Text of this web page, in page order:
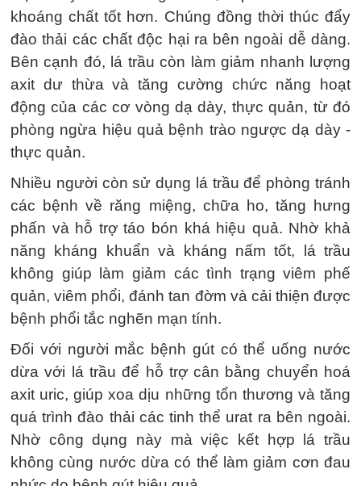
khoáng chất tốt hơn. Chúng đồng thời thúc đẩy
đào thải các chất độc hại ra bên ngoài dễ dàng.
Bên cạnh đó, lá trầu còn làm giảm nhanh lượng
axit dư thừa và tăng cường chức năng hoạt
động của các cơ vòng dạ dày, thực quản, từ đó
phòng ngừa hiệu quả bệnh trào ngược dạ dày -
thực quản.
Nhiều người còn sử dụng lá trầu để phòng tránh
các bệnh về răng miệng, chữa ho, tăng hưng
phấn và hỗ trợ táo bón khá hiệu quả. Nhờ khả
năng kháng khuẩn và kháng nấm tốt, lá trầu
không giúp làm giảm các tình trạng viêm phế
quản, viêm phổi, đánh tan đờm và cải thiện được
bệnh phổi tắc nghẽn mạn tính.
Đối với người mắc bệnh gút có thể uống nước
dừa với lá trầu để hỗ trợ cân bằng chuyển hoá
axit uric, giúp xoa dịu những tổn thương và tăng
quá trình đào thải các tinh thể urat ra bên ngoài.
Nhờ công dụng này mà việc kết hợp lá trầu
không cùng nước dừa có thể làm giảm cơn đau